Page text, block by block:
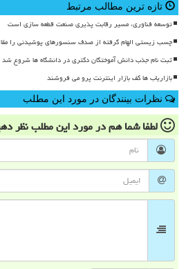
تازه ترین مطالب مرتبط
توسعه فناوری، مسیر رقابت پذیری صنعت قطعه سازی است
چسب زیستی الهام گرفته از صدف سنسورهای پوشیدنی را
ثبت نام جذب دانش آموختگان دکتری در دانشگاه ها شروع شد ۲ شرط اصلی جذب
بازاریاب ها کف بازار اینترنت پرو می فروشند
نظرات بینندگان در مورد این مطلب
لطفا شما همدر مورد این مطلبنظر